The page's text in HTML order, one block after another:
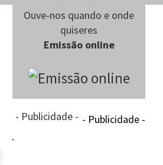
Ouve-nos quando e onde
quiseres
Emissão online
- Publicidade - - Publicidade -